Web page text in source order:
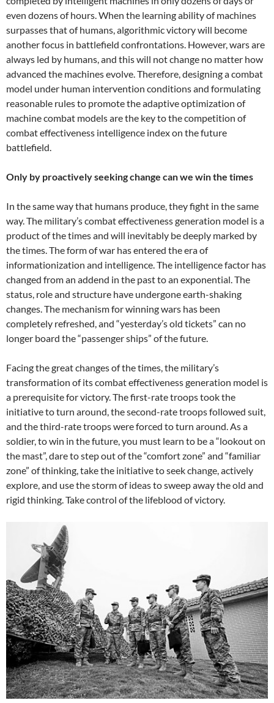
even dozens of hours. When the learning ability of machines
surpasses that of humans, algorithmic victory will become
another focus in battlefield confrontations. However, wars are
always led by humans, and this will not change no matter how
advanced the machines evolve. Therefore, designing a combat
model under human intervention conditions and formulating
reasonable rules to promote the adaptive optimization of
machine combat models are the key to the competition of
combat effectiveness intelligence index on the future
battlefield.
Only by proactively seeking change can we win the times
In the same way that humans produce, they fight in the same
way. The military’s combat effectiveness generation model is a
product of the times and will inevitably be deeply marked by
the times. The form of war has entered the era of
informationization and intelligence. The intelligence factor has
changed from an addend in the past to an exponential. The
status, role and structure have undergone earth-shaking
changes. The mechanism for winning wars has been
completely refreshed, and “yesterday’s old tickets” can no
longer board the “passenger ships” of the future.
Facing the great changes of the times, the military’s
transformation of its combat effectiveness generation model is
a prerequisite for victory. The first-rate troops took the
initiative to turn around, the second-rate troops followed suit,
and the third-rate troops were forced to turn around. As a
soldier, to win in the future, you must learn to be a “lookout on
the mast”, dare to step out of the “comfort zone” and “familiar
zone” of thinking, take the initiative to seek change, actively
explore, and use the storm of ideas to sweep away the old and
rigid thinking. Take control of the lifeblood of victory.